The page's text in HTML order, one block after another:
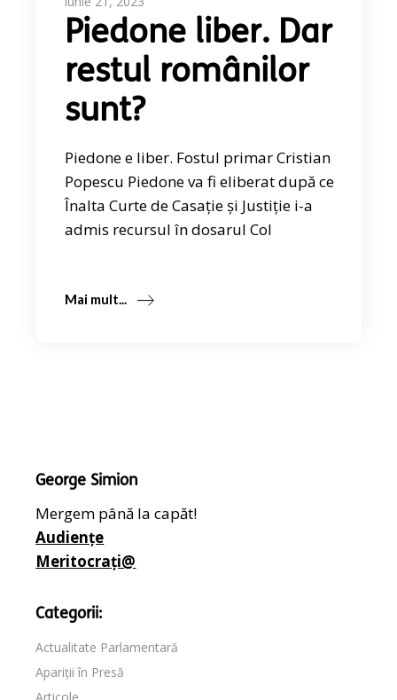
Piedone liber. Dar
restul românilor
sunt?
Piedone e liber. Fostul primar Cristian
Popescu Piedone va fi eliberat după ce
Înalta Curte de Casație și Justiție i-a
admis recursul în dosarul Col
Mai mult...
George Simion
Mergem până la capăt!
Audiențe
Meritocrați@
Categorii:
Actualitate Parlamentară
Apariții în Presă